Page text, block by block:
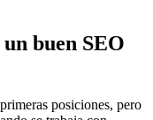
buen SEO
posiciones, pero